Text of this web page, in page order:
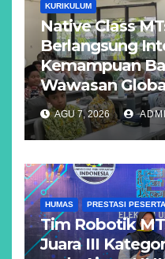
KURIKULUM
Native Class
Berlangsung
Kemampuan
Wawasan
AGU 7, 2026
HUMAS PRESTASI
Tim Robotik
Juara III